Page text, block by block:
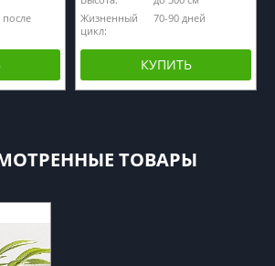
после
Жизненный
цикл:
70-90 дней
КУПИТЬ
ТОВАРЫ